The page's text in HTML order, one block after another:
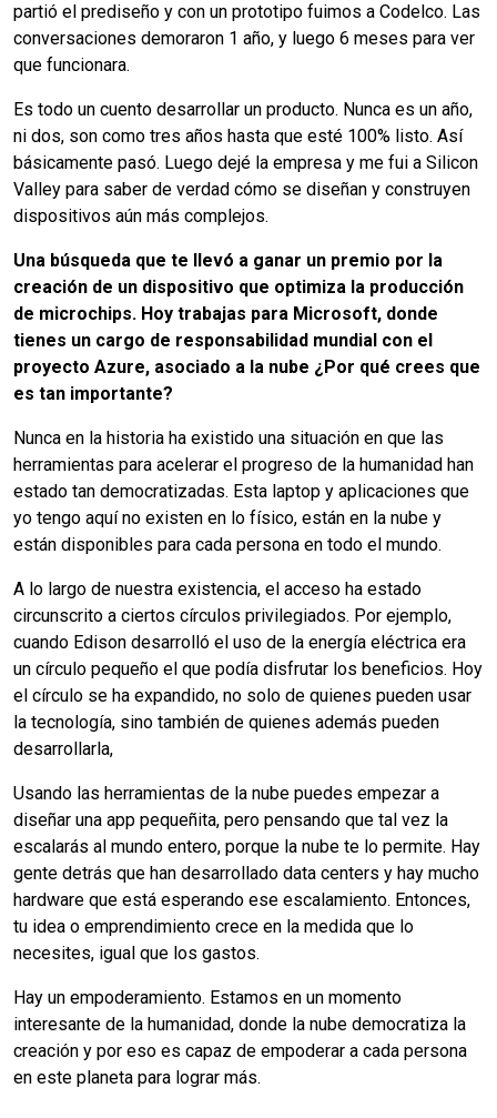
partió el prediseño y con un prototipo fuimos a Codelco. Las
conversaciones demoraron 1 año, y luego 6 meses para ver
que funcionara.
Es todo un cuento desarrollar un producto. Nunca es un año,
ni dos, son como tres años hasta que esté 100% listo. Así
básicamente pasó. Luego dejé la empresa y me fui a Silicon
Valley para saber de verdad cómo se diseñan y construyen
dispositivos aún más complejos.
Una búsqueda que te llevó a ganar un premio por la
creación de un dispositivo que optimiza la producción
de microchips. Hoy trabajas para Microsoft, donde
tienes un cargo de responsabilidad mundial con el
proyecto Azure, asociado a la nube ¿Por qué crees que
es tan importante?
Nunca en la historia ha existido una situación en que las
herramientas para acelerar el progreso de la humanidad han
estado tan democratizadas. Esta laptop y aplicaciones que
yo tengo aquí no existen en lo físico, están en la nube y
están disponibles para cada persona en todo el mundo.
A lo largo de nuestra existencia, el acceso ha estado
circunscrito a ciertos círculos privilegiados. Por ejemplo,
cuando Edison desarrolló el uso de la energía eléctrica era
un círculo pequeño el que podía disfrutar los beneficios. Hoy
el círculo se ha expandido, no solo de quienes pueden usar
la tecnología, sino también de quienes además pueden
desarrollarla,
Usando las herramientas de la nube puedes empezar a
diseñar una app pequeñita, pero pensando que tal vez la
escalarás al mundo entero, porque la nube te lo permite. Hay
gente detrás que han desarrollado data centers y hay mucho
hardware que está esperando ese escalamiento. Entonces,
tu idea o emprendimiento crece en la medida que lo
necesites, igual que los gastos.
Hay un empoderamiento. Estamos en un momento
interesante de la humanidad, donde la nube democratiza la
creación y por eso es capaz de empoderar a cada persona
en este planeta para lograr más.